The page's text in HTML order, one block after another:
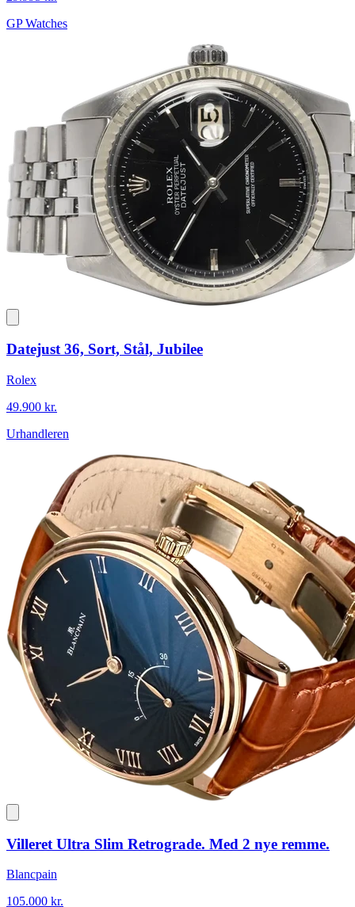
GP Watches
Datejust 36, Sort, Stål, Jubilee
Rolex
49.900 kr.
Urhandleren
Villeret Ultra Slim Retrograde. Med 2 nye remme.
Blancpain
105.000 kr.